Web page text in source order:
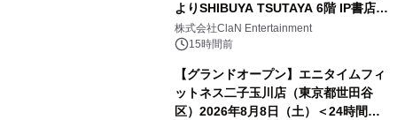
よりSHIBUYA TSUTAYA 6階 IP書店で
開催決定！！
株式会社ClaN Entertainment
15時間前
【グランドオープン】エニタイムフィ
ットネス二子玉川店（東京都世田谷
区）2026年8月8日（土）＜24時間年